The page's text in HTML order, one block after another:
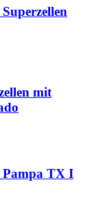
mit
Pampa TX I